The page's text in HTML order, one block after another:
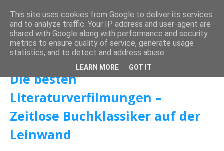
Startseite Rund ums Buch
Die besten Literaturverfilmungen – Zeitlose
Buchklassiker auf der Leinwand
Die besten
Literaturverfilmungen –
Zeitlose Buchklassiker auf der
Leinwand
This site uses cookies from Google to deliver its services
and to analyze traffic. Your IP address and user-agent are
shared with Google along with performance and security
metrics to ensure quality of service, generate usage
statistics, and to detect and address abuse.
LEARN MORE GOT IT